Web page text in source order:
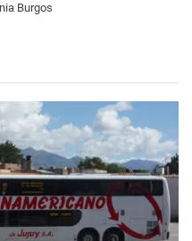
Burgos